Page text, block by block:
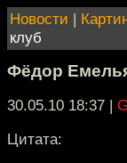
Новости |
клуб
Фёдор
30.05.10 18:37 |
Цитата: